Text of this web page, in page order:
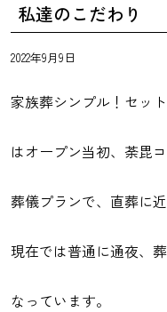
私達のこだわり
2022年9月9日
家族葬シンプル！セット
はオープン当初、荼毘
葬儀プランで、直葬に
現在では普通に通夜、
なっています。